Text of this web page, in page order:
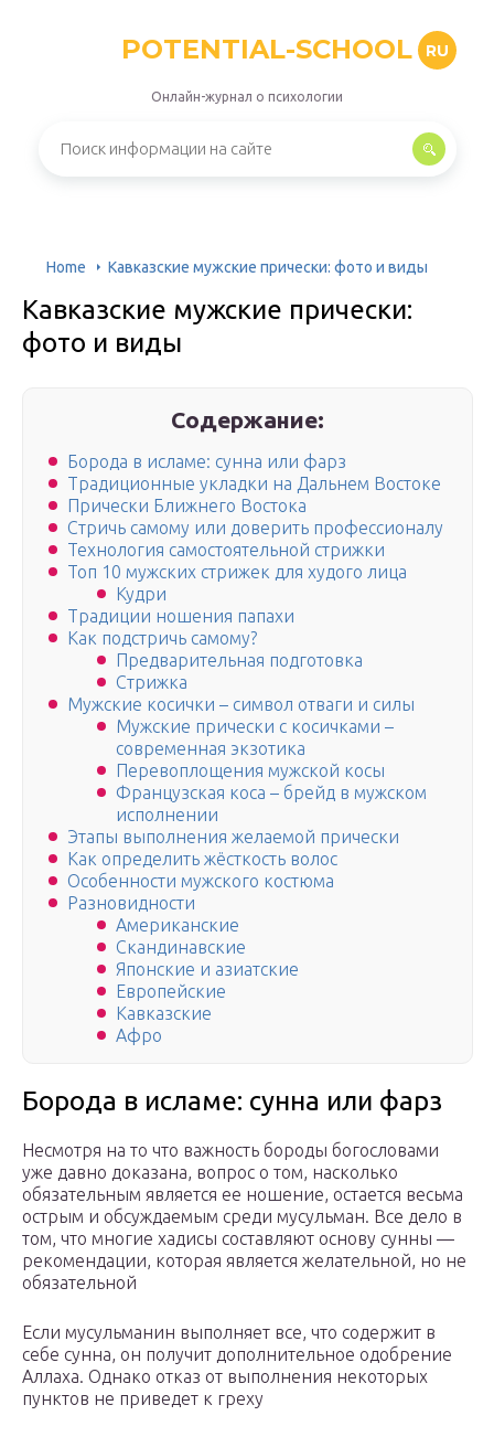
POTENTIAL-SCHOOL RU
Онлайн-журнал о психологии
Home Кавказские мужские прически: фото и виды
Кавказские мужские прически:
фото и виды
Содержание:
Борода в исламе: сунна или фарз
Традиционные укладки на Дальнем Востоке
Прически Ближнего Востока
Стричь самому или доверить профессионалу
Технология самостоятельной стрижки
Топ 10 мужских стрижек для худого лица
Кудри
Традиции ношения папахи
Как подстричь самому?
Предварительная подготовка
Стрижка
Мужские косички – символ отваги и силы
Мужские прически с косичками –
современная экзотика
Перевоплощения мужской косы
Французская коса – брейд в мужском
исполнении
Этапы выполнения желаемой прически
Как определить жёсткость волос
Особенности мужского костюма
Разновидности
Американские
Скандинавские
Японские и азиатские
Европейские
Кавказские
Афро
Борода в исламе: сунна или фарз
Несмотря на то что важность бороды богословами
уже давно доказана, вопрос о том, насколько
обязательным является ее ношение, остается весьма
острым и обсуждаемым среди мусульман. Все дело в
том, что многие хадисы составляют основу сунны —
рекомендации, которая является желательной, но не
обязательной
Если мусульманин выполняет все, что содержит в
себе сунна, он получит дополнительное одобрение
Аллаха. Однако отказ от выполнения некоторых
пунктов не приведет к греху